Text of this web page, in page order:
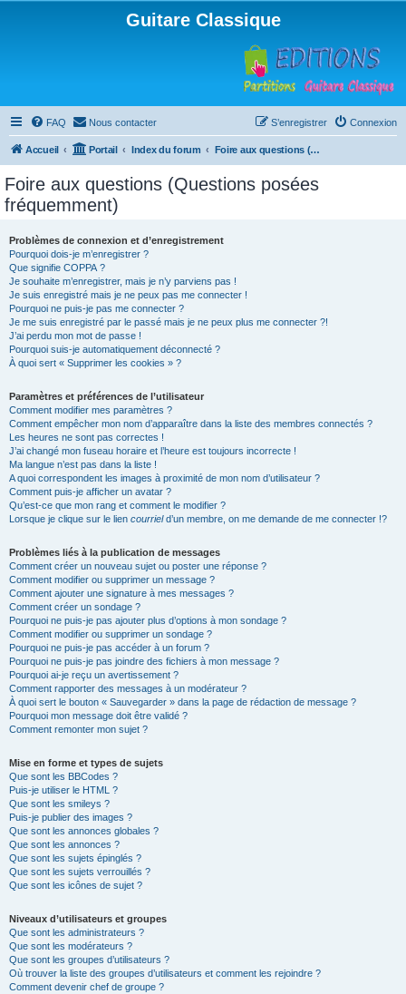
Guitare Classique
FAQ Nous contacter Connexion
S’enregistrer
Accueil Portail Index du forum Foire aux questions (Questions posées fréquemment)
Foire aux questions (Questions posées
fréquemment)
Problèmes de connexion et d’enregistrement
Pourquoi dois-je m’enregistrer ?
Que signifie COPPA ?
Je souhaite m’enregistrer, mais je n’y parviens pas !
Je suis enregistré mais je ne peux pas me connecter !
Pourquoi ne puis-je pas me connecter ?
Je me suis enregistré par le passé mais je ne peux plus me connecter ?!
J’ai perdu mon mot de passe !
Pourquoi suis-je automatiquement déconnecté ?
À quoi sert « Supprimer les cookies » ?
Paramètres et préférences de l’utilisateur
Comment modifier mes paramètres ?
Comment empêcher mon nom d’apparaître dans la liste des membres connectés ?
Les heures ne sont pas correctes !
J’ai changé mon fuseau horaire et l’heure est toujours incorrecte !
Ma langue n’est pas dans la liste !
A quoi correspondent les images à proximité de mon nom d’utilisateur ?
Comment puis-je afficher un avatar ?
Qu’est-ce que mon rang et comment le modifier ?
Lorsque je clique sur le lien courrield’un membre, on me demande de me connecter !?
Problèmes liés à la publication de messages
Comment créer un nouveau sujet ou poster une réponse ?
Comment modifier ou supprimer un message ?
Comment ajouter une signature à mes messages ?
Comment créer un sondage ?
Pourquoi ne puis-je pas ajouter plus d’options à mon sondage ?
Comment modifier ou supprimer un sondage ?
Pourquoi ne puis-je pas accéder à un forum ?
Pourquoi ne puis-je pas joindre des fichiers à mon message ?
Pourquoi ai-je reçu un avertissement ?
Comment rapporter des messages à un modérateur ?
À quoi sert le bouton « Sauvegarder » dans la page de rédaction de message ?
Pourquoi mon message doit être validé ?
Comment remonter mon sujet ?
Mise en forme et types de sujets
Que sont les BBCodes ?
Puis-je utiliser le HTML ?
Que sont les smileys ?
Puis-je publier des images ?
Que sont les annonces globales ?
Que sont les annonces ?
Que sont les sujets épinglés ?
Que sont les sujets verrouillés ?
Que sont les icônes de sujet ?
Niveaux d’utilisateurs et groupes
Que sont les administrateurs ?
Que sont les modérateurs ?
Que sont les groupes d’utilisateurs ?
Où trouver la liste des groupes d’utilisateurs et comment les rejoindre ?
Comment devenir chef de groupe ?